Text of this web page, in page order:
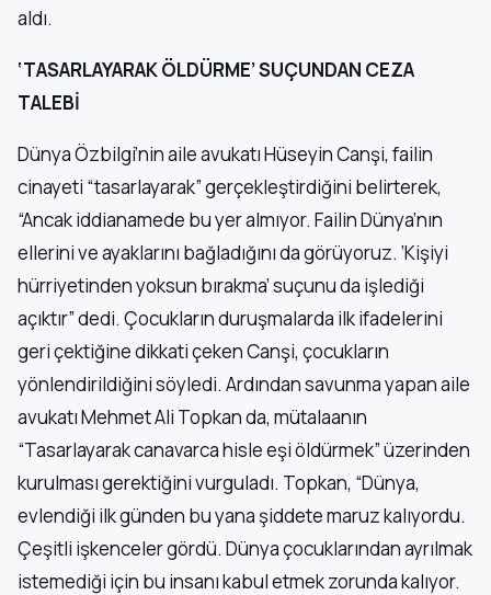
aldı.
‘TASARLAYARAK ÖLDÜRME’ SUÇUNDAN CEZA
TALEBİ
Dünya Özbilgi’nin aile avukatı Hüseyin Canşi, failin
cinayeti “tasarlayarak” gerçekleştirdiğini belirterek,
“Ancak iddianamede bu yer almıyor. Failin Dünya’nın
ellerini ve ayaklarını bağladığını da görüyoruz. ‘Kişiyi
hürriyetinden yoksun bırakma’ suçunu da işlediği
açıktır” dedi. Çocukların duruşmalarda ilk ifadelerini
geri çektiğine dikkati çeken Canşi, çocukların
yönlendirildiğini söyledi. Ardından savunma yapan aile
avukatı Mehmet Ali Topkan da, mütalaanın
“Tasarlayarak canavarca hisle eşi öldürmek” üzerinden
kurulması gerektiğini vurguladı. Topkan, “Dünya,
evlendiği ilk günden bu yana şiddete maruz kalıyordu.
Çeşitli işkenceler gördü. Dünya çocuklarından ayrılmak
istemediği için bu insanı kabul etmek zorunda kalıyor.